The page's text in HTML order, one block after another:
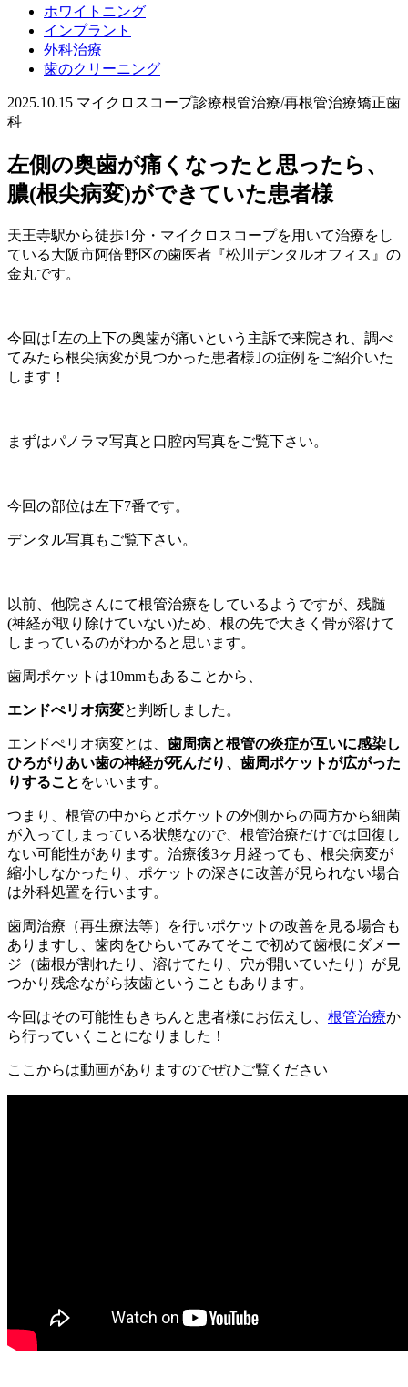
ホワイトニング
インプラント
外科治療
歯のクリーニング
2025.10.15 マイクロスコープ診療根管治療/再根管治療矯正歯
科
左側の奥歯が痛くなったと思ったら、
膿(根尖病変)ができていた患者様
天王寺駅から徒歩1分・マイクロスコープを用いて治療をし
ている大阪市阿倍野区の歯医者『松川デンタルオフィス』の
金丸です。
今回は｢左の上下の奥歯が痛いという主訴で来院され、調べ
てみたら根尖病変が見つかった患者様｣の症例をご紹介いた
します！
まずはパノラマ写真と口腔内写真をご覧下さい。
今回の部位は左下7番です。
デンタル写真もご覧下さい。
以前、他院さんにて根管治療をしているようですが、残髄
(神経が取り除けていない)ため、根の先で大きく骨が溶けて
しまっているのがわかると思います。
歯周ポケットは10mmもあることから、
エンドぺリオ病変と判断しました。
エンドぺリオ病変とは、 歯周病と根管の炎症が互いに感染し
ひろがりあい歯の神経が死んだり、歯周ポケットが広がった
りすること をいいます。
つまり、根管の中からとポケットの外側からの両方から細菌
が入ってしまっている状態なので、根管治療だけでは回復し
ない可能性があります。治療後3ヶ月経っても、根尖病変が
縮小しなかったり、ポケットの深さに改善が見られない場合
は外科処置を行います。
歯周治療（再生療法等）を行いポケットの改善を見る場合も
ありますし、歯肉をひらいてみてそこで初めて歯根にダメー
ジ（歯根が割れたり、溶けてたり、穴が開いていたり）が見
つかり残念ながら抜歯ということもあります。
今回はその可能性もきちんと患者様にお伝えし、 根管治療か
ら行っていくことになりました！
ここからは動画がありますのでぜひご覧ください